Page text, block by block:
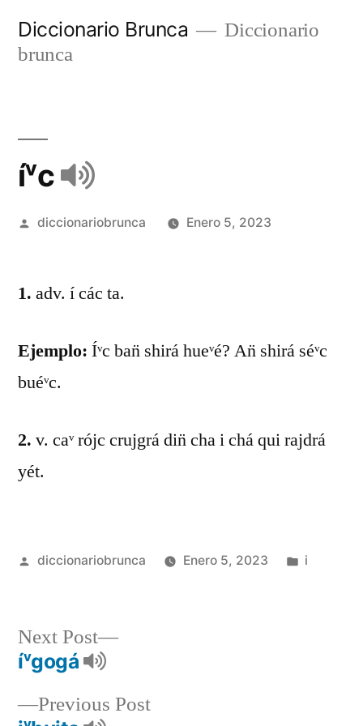
Diccionario Brunca
Diccionario
brunca
íᵛc
diccionariobrunca Enero 5, 2023
1. adv. í các ta.
Ejemplo: Íᵛc ban̈ shirá hueᵛé? An̈ shirá séᵛc
buéᵛc.
2. v. caᵛ rójc crujgrá din̈ cha i chá qui rajdrá
yét.
diccionariobrunca Enero 5, 2023 i
Previous Post
Next Post
íᵛgogá